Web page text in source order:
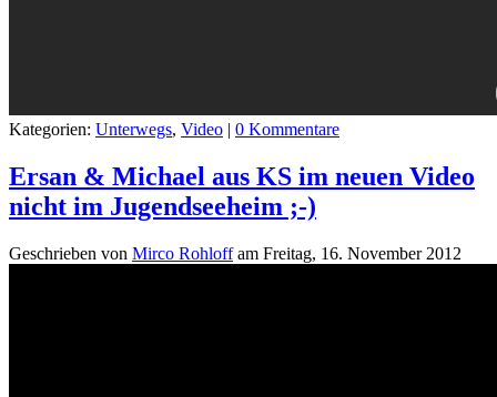
Kategorien: Unterwegs, Video | 0 Kommentare
Ersan & Michael aus KS im neuen Video
nicht im Jugendseeheim ;-)
Geschrieben von Mirco Rohloffam Freitag, 16. November 2012